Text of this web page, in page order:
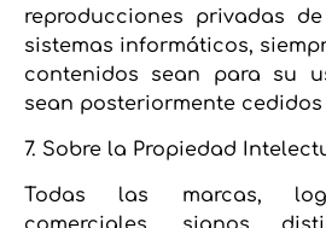
reproducciones privadas
sistemas informáticos,
contenidos sean para su
sean posteriormente cedidos
7. Sobre la Propiedad
Todas las marcas,